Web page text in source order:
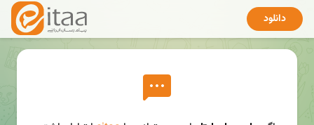
دانلود